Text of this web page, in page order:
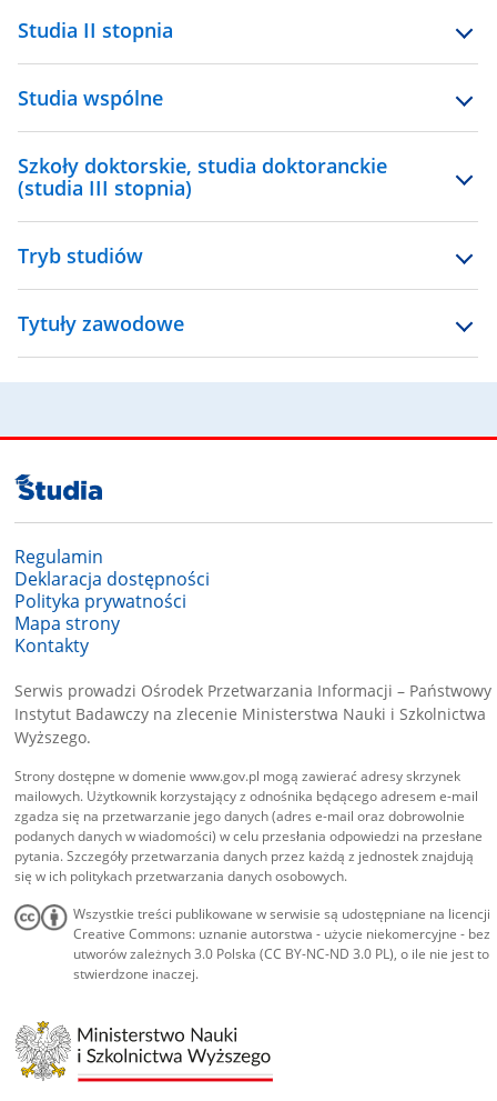
Studia II stopnia
Studia wspólne
Szkoły doktorskie, studia doktoranckie
(studia III stopnia)
Tryb studiów
Tytuły zawodowe
Regulamin
Deklaracja dostępności
Mapa strony
Kontakty
Serwis prowadzi Ośrodek Przetwarzania Informacji – Państwowy
Instytut Badawczy na zlecenie Ministerstwa Nauki i Szkolnictwa
Wyższego.
Strony dostępne w domenie www.gov.pl mogą zawierać adresy skrzynek
mailowych. Użytkownik korzystający z odnośnika będącego adresem e-mail
zgadza się na przetwarzanie jego danych (adres e-mail oraz dobrowolnie
podanych danych w wiadomości) w celu przesłania odpowiedzi na przesłane
pytania. Szczegóły przetwarzania danych przez każdą z jednostek znajdują
się w ich politykach przetwarzania danych osobowych.
Wszystkie treści publikowane w serwisie są udostępniane na licencji
Creative Commons: uznanie autorstwa - użycie niekomercyjne - bez
utworów zależnych 3.0 Polska (CC BY-NC-ND 3.0 PL), o ile nie jest to
stwierdzone inaczej.